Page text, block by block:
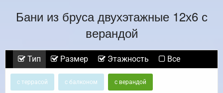
Бани из бруса двухэтажные 12х6 с
верандой
Тип Размер Этажность Все
с террасой с балконом с верандой